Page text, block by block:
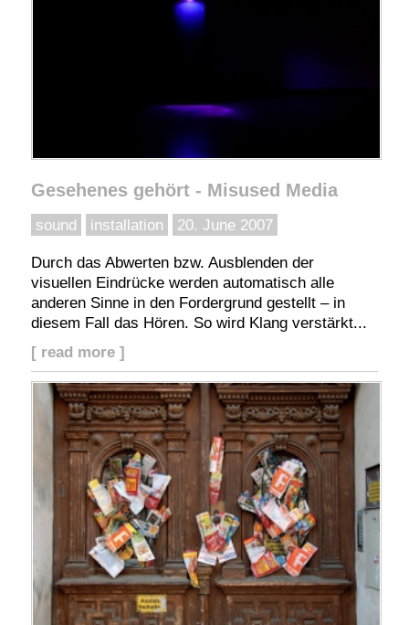
Gesehenes gehört - Misused Media
sound installation 20. June 2007
Durch das Abwerten bzw. Ausblenden der
visuellen Eindrücke werden automatisch alle
anderen Sinne in den Fordergrund gestellt – in
diesem Fall das Hören. So wird Klang verstärkt...
[ read more ]